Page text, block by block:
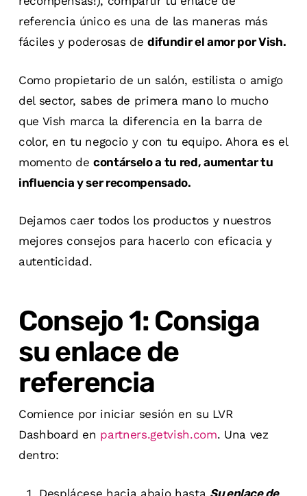
referencia único es una de las maneras más
fáciles y poderosas dedifundir el amor por Vish.
Como propietario de un salón, estilista o amigo
del sector, sabes de primera mano lo mucho
que Vish marca la diferencia en la barra de
color, en tu negocio y con tu equipo. Ahora es el
momento decontárselo a tu red, aumentar tu
influencia y ser recompensado.
Dejamos caer todos los productos y nuestros
mejores consejos para hacerlo con eficacia y
autenticidad.
Consejo 1: Consiga
su enlace de
referencia
Comience por iniciar sesión en su LVR
Dashboard en partners.getvish.com. Una vez
dentro:
Desplácese hacia abajo hasta Su enlace de